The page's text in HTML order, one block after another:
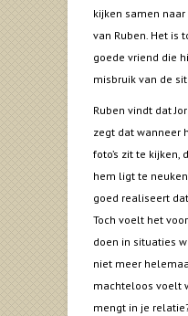
kijken samen naar
van Ruben. Het is
goede vriend die
misbruik van de
Ruben vindt dat
zegt dat wanneer
foto’s zit te
hem ligt te
goed realiseert
Toch voelt het
doen in situaties
niet meer
machteloos voelt
mengt in je